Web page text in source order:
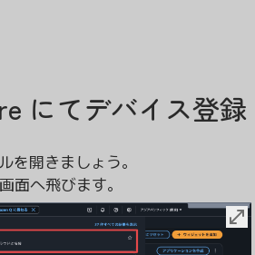
にてデバイス登録
を開きましょう。